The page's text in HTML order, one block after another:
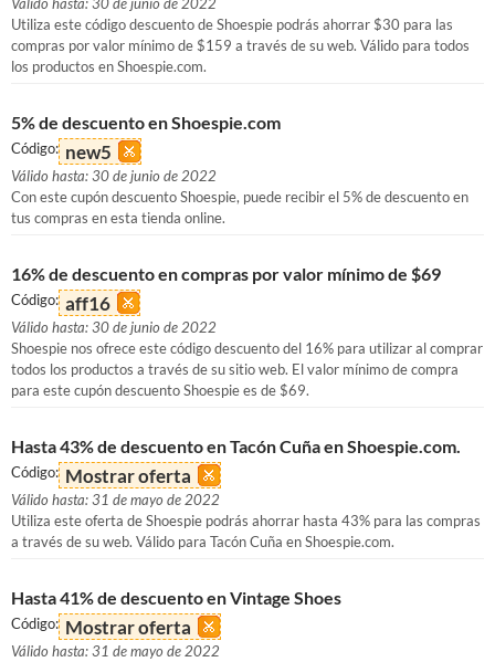
Utiliza este código descuento de Shoespie podrás ahorrar $30 para las
compras por valor mínimo de $159 a través de su web. Válido para todos
los productos en Shoespie.com.
5% de descuento en Shoespie.com
Código: new5
Válido hasta: 30 de junio de 2022
Con este cupón descuento Shoespie, puede recibir el 5% de descuento en
tus compras en esta tienda online.
16% de descuento en compras por valor mínimo de $69
Código: aff16
Válido hasta: 30 de junio de 2022
Shoespie nos ofrece este código descuento del 16% para utilizar al comprar
todos los productos a través de su sitio web. El valor mínimo de compra
para este cupón descuento Shoespie es de $69.
Hasta 43% de descuento en Tacón Cuña en Shoespie.com.
Código: Mostrar oferta
Válido hasta: 31 de mayo de 2022
Utiliza este oferta de Shoespie podrás ahorrar hasta 43% para las compras
a través de su web. Válido para Tacón Cuña en Shoespie.com.
Hasta 41% de descuento en Vintage Shoes
Código: Mostrar oferta
Válido hasta: 31 de mayo de 2022